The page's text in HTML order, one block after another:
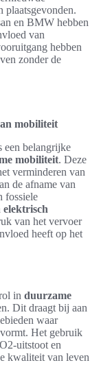
plaatsgevonden.
en BMW hebben
van
hebben
zonder de
mobiliteit
een belangrijke
mobiliteit. Deze
verminderen van
de afname van
fossiele
elektrisch
van het vervoer
heeft op het
in duurzame
Dit draagt bij aan
waar
Het gebruik
uitstoot en
kwaliteit van leven